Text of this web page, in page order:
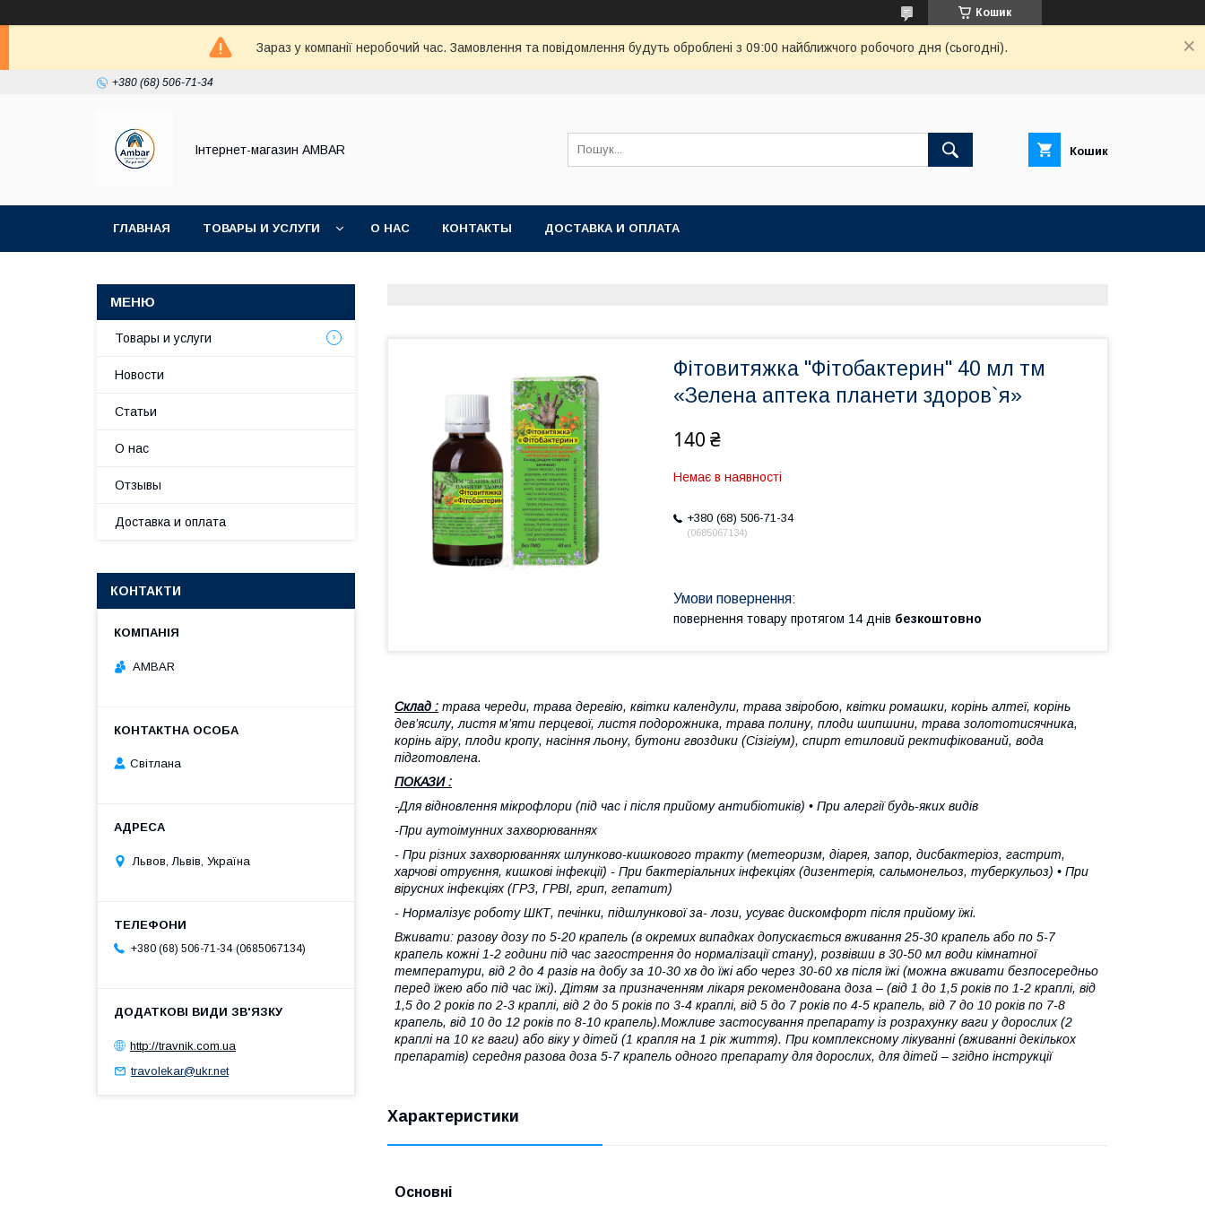
Кошик
Зараз у компанії неробочий час. Замовлення та повідомлення будуть оброблені з 09:00 найближчого робочого дня (сьогодні).
+380 (68) 506-71-34
Інтернет-магазин AMBAR Кошик
ГЛАВНАЯ ТОВАРЫ И УСЛУГИ О НАС КОНТАКТЫ ДОСТАВКА И ОПЛАТА
Фітовитяжка "Фітобактерин" 40 мл тм
«Зелена аптека планети здоров`я»
140 ₴
Немає в наявності
+380 (68) 506-71-34
0685067134
повернення товару протягом 14 днів безкоштовно
Склад : трава череди, трава деревію, квітки календули, трава звіробою, квітки ромашки, корінь алтеї, корінь
дев’ясилу, листя м’яти перцевої, листя подорожника, трава полину, плоди шипшини, трава золототисячника,
корінь аїру, плоди кропу, насіння льону, бутони гвоздики (Сізігіум), спирт етиловий ректифікований, вода
підготовлена.
ПОКАЗИ :
-Для відновлення мікрофлори (під час і після прийому антибіотиків) • При алергії будь-яких видів
-При аутоімунних захворюваннях
- При різних захворюваннях шлунково-кишкового тракту (метеоризм, діарея, запор, дисбактеріоз, гастрит,
харчові отруєння, кишкові інфекції) - При бактеріальних інфекціях (дизентерія, сальмонельоз, туберкульоз) • При
вірусних інфекціях (ГРЗ, ГРВІ, грип, гепатит)
- Нормалізує роботу ШКТ, печінки, підшлункової за- лози, усуває дискомфорт після прийому їжі.
Вживати: разову дозу по 5-20 крапель (в окремих випадках допускається вживання 25-30 крапель або по 5-7
крапель кожні 1-2 години під час загострення до нормалізації стану), розвівши в 30-50 мл води кімнатної
температури, від 2 до 4 разів на добу за 10-30 хв до їжі або через 30-60 хв після їжі (можна вживати безпосередньо
перед їжею або під час їжі). Дітям за призначенням лікаря рекомендована доза – (від 1 до 1,5 років по 1-2 краплі, від
1,5 до 2 років по 2-3 краплі, від 2 до 5 років по 3-4 краплі, від 5 до 7 років по 4-5 крапель, від 7 до 10 років по 7-8
крапель, від 10 до 12 років по 8-10 крапель).Можливе застосування препарату із розрахунку ваги у дорослих (2
краплі на 10 кг ваги) або віку у дітей (1 крапля на 1 рік життя). При комплексному лікуванні (вживанні декількох
препаратів) середня разова доза 5-7 крапель одного препарату для дорослих, для дітей – згідно інструкції
Характеристики
Основні
Товары и услуги
Новости
Статьи
О нас
Отзывы
Доставка и оплата
КОНТАКТИ
AMBAR
Світлана
Львов, Львів, Україна
+380 (68) 506-71-34 0685067134
http://travnik.com.ua
travolekar@ukr.net